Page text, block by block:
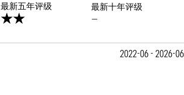
最新五年评级
最新十年评级
—
2022-06 - 2026-06